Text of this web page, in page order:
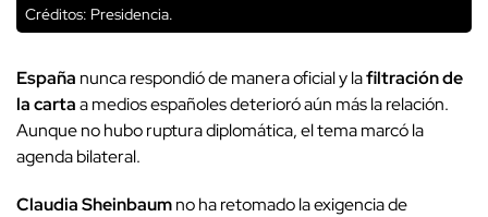
Créditos: Presidencia.
España nunca respondió de manera oficial y lafiltración de
la cartaa medios españoles deterioró aún más la relación.
Aunque no hubo ruptura diplomática, el tema marcó la
agenda bilateral.
Claudia Sheinbaumno ha retomado la exigencia de